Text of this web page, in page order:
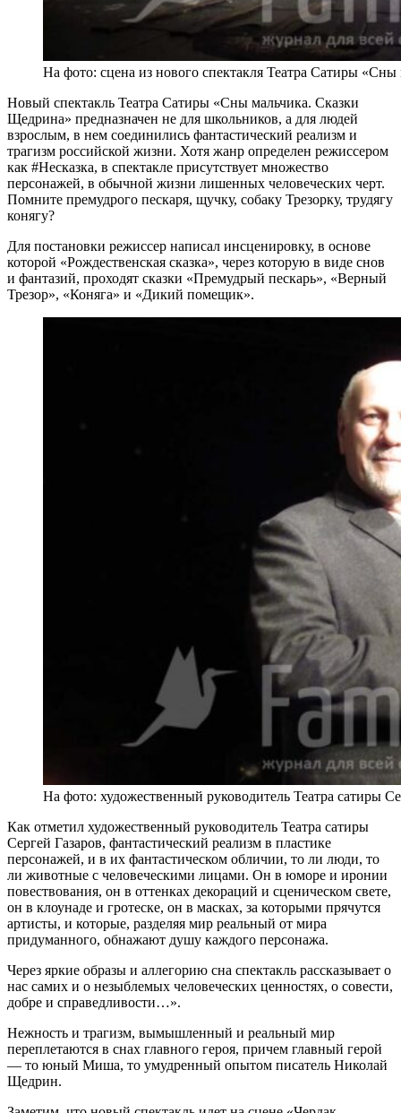
На фото: сцена из нового спектакля Театра Сатиры
Новый спектакль Театра Сатиры «Сны мальчика. Сказки
Щедрина» предназначен не для школьников, а для людей
взрослым, в нем соединились фантастический реализм и
трагизм российской жизни. Хотя жанр определен режиссером
как #Несказка, в спектакле присутствует множество
персонажей, в обычной жизни лишенных человеческих черт.
Помните премудрого пескаря, щучку, собаку Трезорку, трудягу
конягу?
Для постановки режиссер написал инсценировку, в основе
которой «Рождественская сказка», через которую в виде снов
и фантазий, проходят сказки «Премудрый пескарь», «Верный
Трезор», «Коняга» и «Дикий помещик».
На фото: художественный руководитель Театра сатиры
Как отметил художественный руководитель Театра сатиры
Сергей Газаров, фантастический реализм в пластике
персонажей, и в их фантастическом обличии, то ли люди, то
ли животные с человеческими лицами. Он в юморе и иронии
повествования, он в оттенках декораций и сценическом свете,
он в клоунаде и гротеске, он в масках, за которыми прячутся
артисты, и которые, разделяя мир реальный от мира
придуманного, обнажают душу каждого персонажа.
Через яркие образы и аллегорию сна спектакль рассказывает о
нас самих и о незыблемых человеческих ценностях, о совести,
добре и справедливости…».
Нежность и трагизм, вымышленный и реальный мир
переплетаются в снах главного героя, причем главный герой
— то юный Миша, то умудренный опытом писатель Николай
Щедрин.